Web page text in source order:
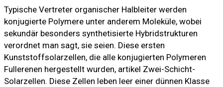
Typische Vertreter organischer Halbleiter werden
konjugierte Polymere unter anderem Moleküle, wobei
sekundär besonders synthetisierte Hybridstrukturen
verordnet man sagt, sie seien. Diese ersten
Kunststoffsolarzellen, die alle konjugierten Polymeren
Fullerenen hergestellt wurden, artikel Zwei-Schicht-
Solarzellen. Diese Zellen leben leer einer dünnen Klasse